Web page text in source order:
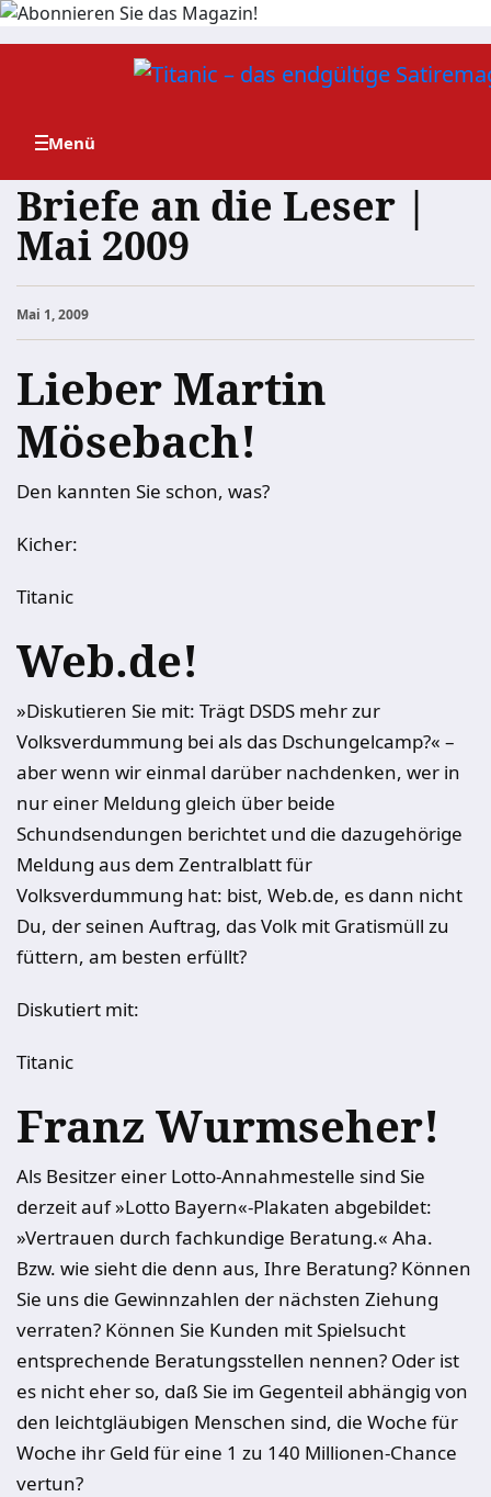
Zum
Briefe an die Leser |
Mai 2009
Mai 1, 2009
Lieber Martin
Mösebach!
Den kannten Sie schon, was?
Kicher:
Titanic
Web.de!
»Diskutieren Sie mit: Trägt DSDS mehr zur
Volksverdummung bei als das Dschungelcamp?« –
aber wenn wir einmal darüber nachdenken, wer in
nur einer Meldung gleich über beide
Schundsendungen berichtet und die dazugehörige
Meldung aus dem Zentralblatt für
Volksverdummung hat: bist, Web.de, es dann nicht
Du, der seinen Auftrag, das Volk mit Gratismüll zu
füttern, am besten erfüllt?
Diskutiert mit:
Titanic
Franz Wurmseher!
Als Besitzer einer Lotto-Annahmestelle sind Sie
derzeit auf »Lotto Bayern«-Plakaten abgebildet:
»Vertrauen durch fachkundige Beratung.« Aha.
Bzw. wie sieht die denn aus, Ihre Beratung? Können
Sie uns die Gewinnzahlen der nächsten Ziehung
verraten? Können Sie Kunden mit Spielsucht
entsprechende Beratungsstellen nennen? Oder ist
es nicht eher so, daß Sie im Gegenteil abhängig von
den leichtgläubigen Menschen sind, die Woche für
Woche ihr Geld für eine 1 zu 140 Millionen-Chance
vertun?